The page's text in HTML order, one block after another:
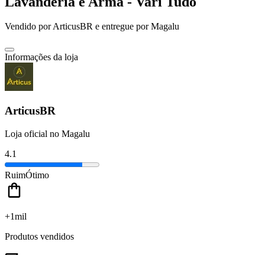
Vendido porArticusBR e entregue por Magalu
Informações da loja
ArticusBR
Loja oficial no Magalu
4.1
RuimÓtimo
+1mil
Produtos vendidos